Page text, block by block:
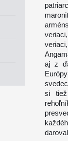
aj z
si tiež